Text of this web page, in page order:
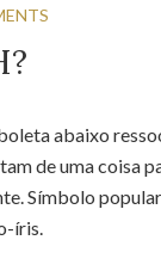
abaixo
de uma coisa
Símbolo
íris.